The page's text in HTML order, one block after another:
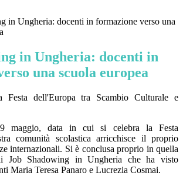
in Ungheria: docenti in formazione verso una
in Ungheria: docenti in
una scuola europea
Festa dell'Europa tra Scambio Culturale e
maggio, data in cui si celebra la Festa
comunità scolastica arricchisce il proprio
internazionali. Si è conclusa proprio in quella
Job Shadowing in Ungheria che ha visto
Maria Teresa Panaro e Lucrezia Cosmai.